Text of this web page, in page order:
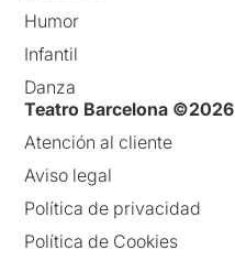
Humor
Infantil
Danza
Teatro Barcelona ©2026
Atención al cliente
Aviso legal
Política de privacidad
Política de Cookies